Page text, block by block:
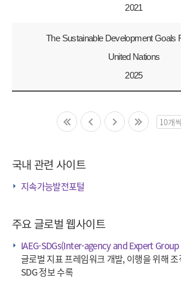
2021
The Sustainable Development Goals
United Nations
2025
페
국내 관련 사이트
지속가능발전포털
주요 글로벌 웹사이트
IAEG-SDGs(Inter-agency and Expert
글로벌 지표 프레임워크 개발, 이행을 위해
SDG 정보 수록